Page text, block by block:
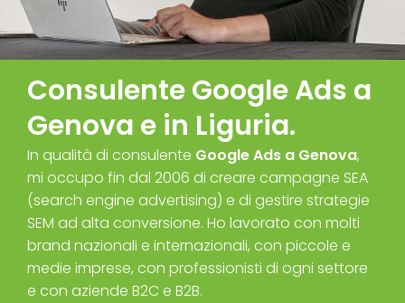
Consulente Google Ads a
Genova e in Liguria.
In qualità di consulente Google Ads a Genova,
mi occupo fin dal 2006 di creare campagne SEA
(search engine advertising) e di gestire strategie
SEM ad alta conversione. Ho lavorato con molti
brand nazionali e internazionali, con piccole e
medie imprese, con professionisti di ogni settore
e con aziende B2C e B2B.